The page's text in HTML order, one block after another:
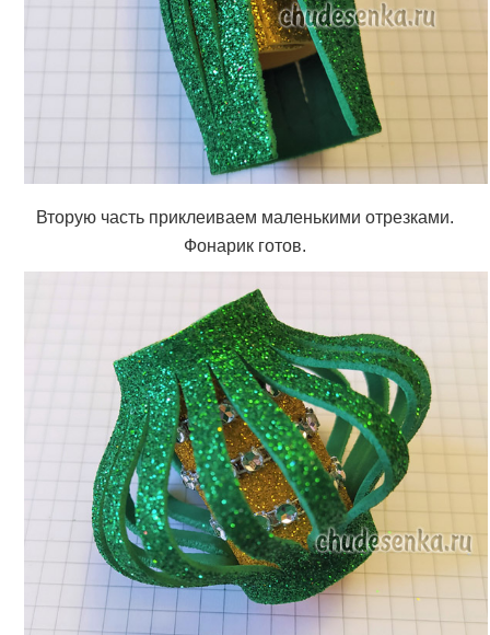
Вторую часть приклеиваем маленькими отрезками.
Фонарик готов.